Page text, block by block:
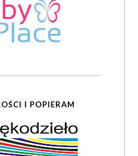
I POPIERAM